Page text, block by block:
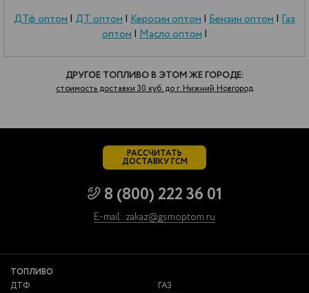
ДТф оптом| ДТ оптом| Керосин оптом| Бензин оптом| Газ
оптом|Масло оптом|
ДРУГОЕ ТОПЛИВО В ЭТОМ ЖЕ ГОРОДЕ:
стоимость доставки 30 куб. до г. Нижний Новгород
РАССЧИТАТЬ
ДОСТАВКУ ГСМ
8 (800) 222 36 01
E-mail: zakaz@gsmoptom.ru
ТОПЛИВО
ДТФ
ГАЗ